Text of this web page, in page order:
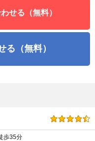
せる（無料）
る（無料）
歩35分